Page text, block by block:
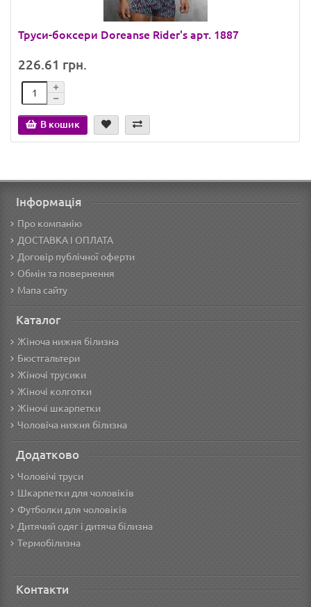
Труси-боксери Doreanse Rider's арт. 1887
226.61 грн.
В кошик
Інформація
Про компанію
ДОСТАВКА І ОПЛАТА
Договір публічної оферти
Обмін та повернення
Мапа сайту
Каталог
Жіноча нижня білизна
Бюстгальтери
Жіночі трусики
Жіночі колготки
Жіночі шкарпетки
Чоловіча нижня білизна
Додатково
Чоловічі труси
Шкарпетки для чоловіків
Футболки для чоловіків
Дитячий одяг і дитяча білизна
Термобілизна
Контакти